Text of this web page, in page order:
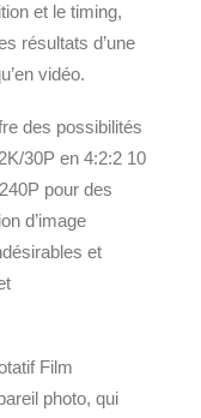
et le timing,
résultats d’une
vidéo.
des possibilités
30P en 4:2:2 10
pour des
d’image
et
Film
photo, qui